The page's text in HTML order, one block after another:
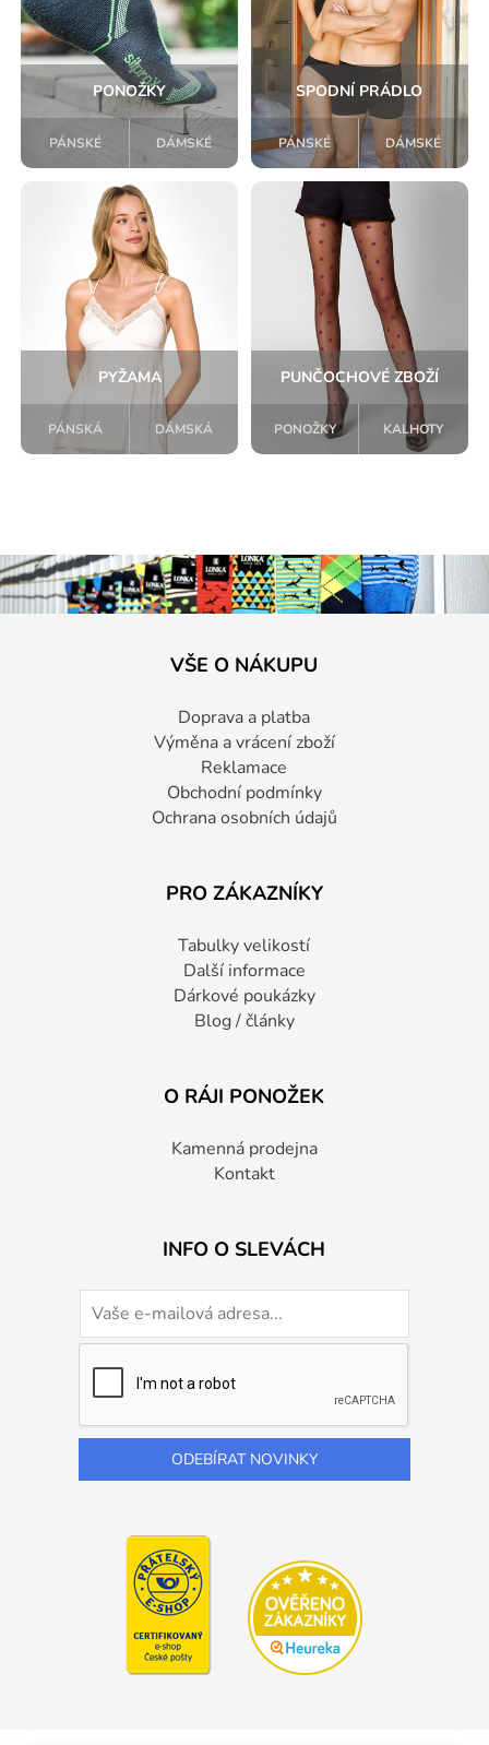
PONOŽKY
PÁNSKÉ DÁMSKÉ
SPODNÍ PRÁDLO
PÁNSKÉ DÁMSKÉ
PYŽAMA
PÁNSKÁ DÁMSKÁ
PUNČOCHOVÉ ZBOŽÍ
PONOŽKY KALHOTY
VŠE O NÁKUPU
Doprava a platba
Výměna a vrácení zboží
Reklamace
Obchodní podmínky
Ochrana osobních údajů
PRO ZÁKAZNÍKY
Tabulky velikostí
Další informace
Dárkové poukázky
Blog / články
O RÁJI PONOŽEK
Kamenná prodejna
Kontakt
INFO O SLEVÁCH